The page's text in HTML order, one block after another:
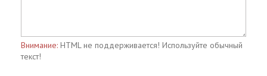
Внимание: HTML не поддерживается! Используйте обычный
текст!